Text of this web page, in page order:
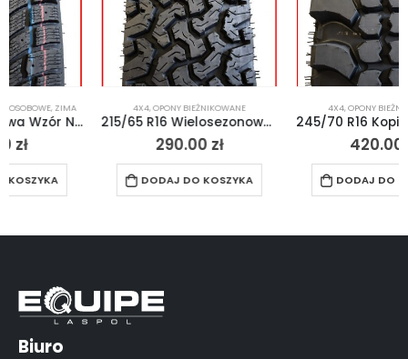
4X4,OPONY BIEŻNIKOWANE
215/65 R16 Wielosezonowa Wzór BF All-Terrain 4×4
DODAJ DO KOSZYKA
4X4 OPONY BIEŻNIKOWANE
245/70 R16 Kopia Simex 4×4 Off-Road MT
DODAJ DO KOSZYKA
Biuro